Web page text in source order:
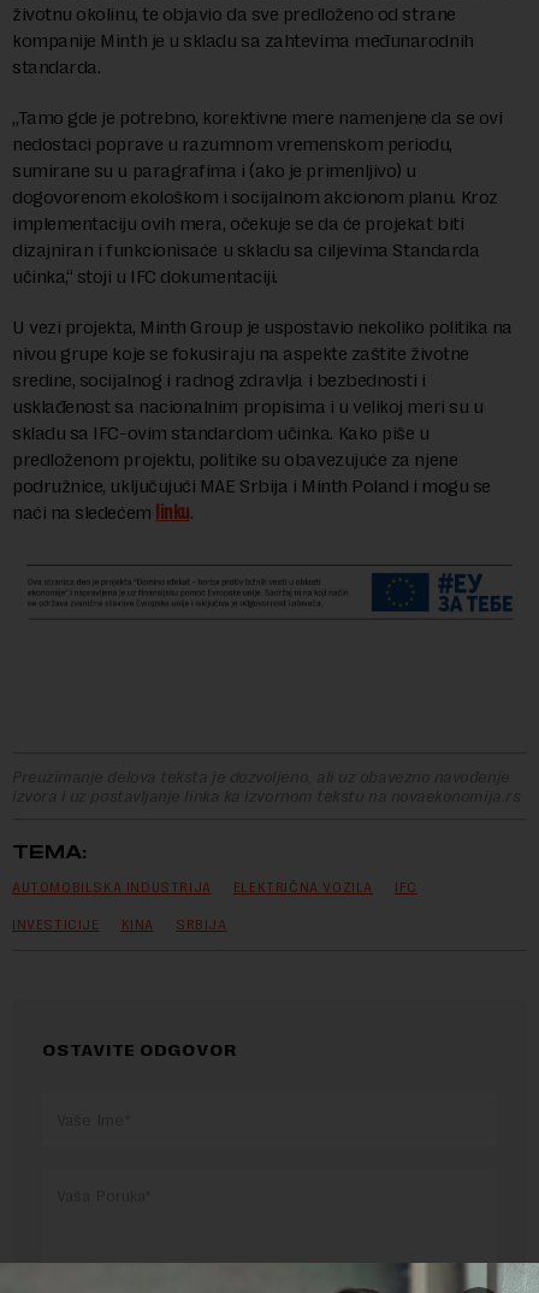
životnu okolinu, te objavio da sve predloženo od strane
kompanije Minth je u skladu sa zahtevima međunarodnih
standarda.
„Tamo gde je potrebno, korektivne mere namenjene da se ovi
nedostaci poprave u razumnom vremenskom periodu,
sumirane su u paragrafima i (ako je primenljivo) u
dogovorenom ekološkom i socijalnom akcionom planu. Kroz
implementaciju ovih mera, očekuje se da će projekat biti
dizajniran i funkcionisaće u skladu sa ciljevima Standarda
učinka,“ stoji u IFC dokumentaciji.
U vezi projekta, Minth Group je uspostavio nekoliko politika na
nivou grupe koje se fokusiraju na aspekte zaštite životne
sredine, socijalnog i radnog zdravlja i bezbednosti i
usklađenost sa nacionalnim propisima i u velikoj meri su u
skladu sa IFC-ovim standardom učinka. Kako piše u
predloženom projektu, politike su obavezujuće za njene
podružnice, uključujući MAE Srbija i Minth Poland i mogu se
naći na sledećem linku.
Preuzimanje delova teksta je dozvoljeno, ali uz obavezno navođenje
izvora i uz postavljanje linka ka izvornom tekstu na novaekonomija.rs
TEMA:
AUTOMOBILSKA INDUSTRIJA ELEKTRIČNA VOZILA IFC
INVESTICIJE KINA SRBIJA
OSTAVITE ODGOVOR